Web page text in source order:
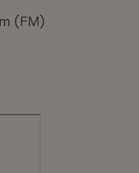
(FM)